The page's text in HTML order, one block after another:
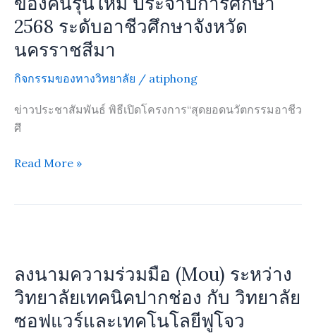
2568 ระดับอาชีวศึกษาจังหวัด
นครราชสีมา
กิจกรรมของทางวิทยาลัย / atiphong
ข่าวประชาสัมพันธ์ พิธีเปิดโครงการ“สุดยอดนวัตกรรมอาชีว
ศึ
ปี
การ
ศึกษา
2568
อาชีวศึกษา
จังหวัด
Read More »
ลงนามความร่วมมือ (Mou) ระหว่าง
วิทยาลัยเทคนิคปากช่อง กับ วิทยาลัย
ซอฟแวร์และเทคโนโลยีฟูโจว
ความ
ร่วม
(Mou)